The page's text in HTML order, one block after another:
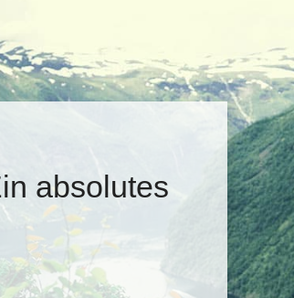
absolutes